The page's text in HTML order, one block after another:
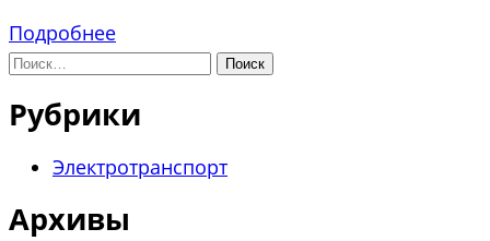
Подробнее
Найти:
Рубрики
Электротранспорт
Архивы